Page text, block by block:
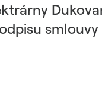
smlouvy